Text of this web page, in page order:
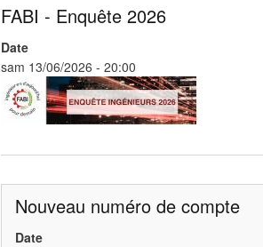
FABI - Enquête 2026
Date
sam 13/06/2026 - 20:00
Nouveau numéro de compte
Date